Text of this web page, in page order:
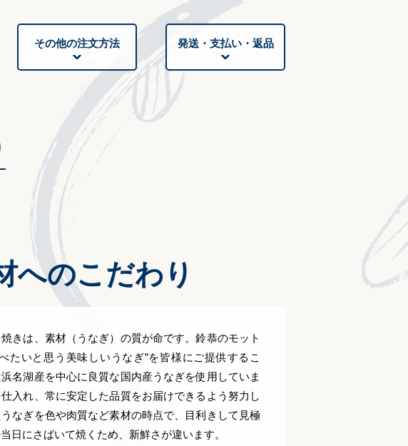
その他の注文方法 発送・支払い・返品
へのこだわり
きは、素材（うなぎ）の質が命です。鈴恭のモット
たいと思う美味しいうなぎ”を皆様にご提供するこ
名湖産を中心に良質な国内産うなぎを使用していま
入れ、常に安定した品質をお届けできるよう努力し
なぎを色や肉質など素材の時点で、目利きして見極
日にさばいて焼くため、新鮮さが違います。